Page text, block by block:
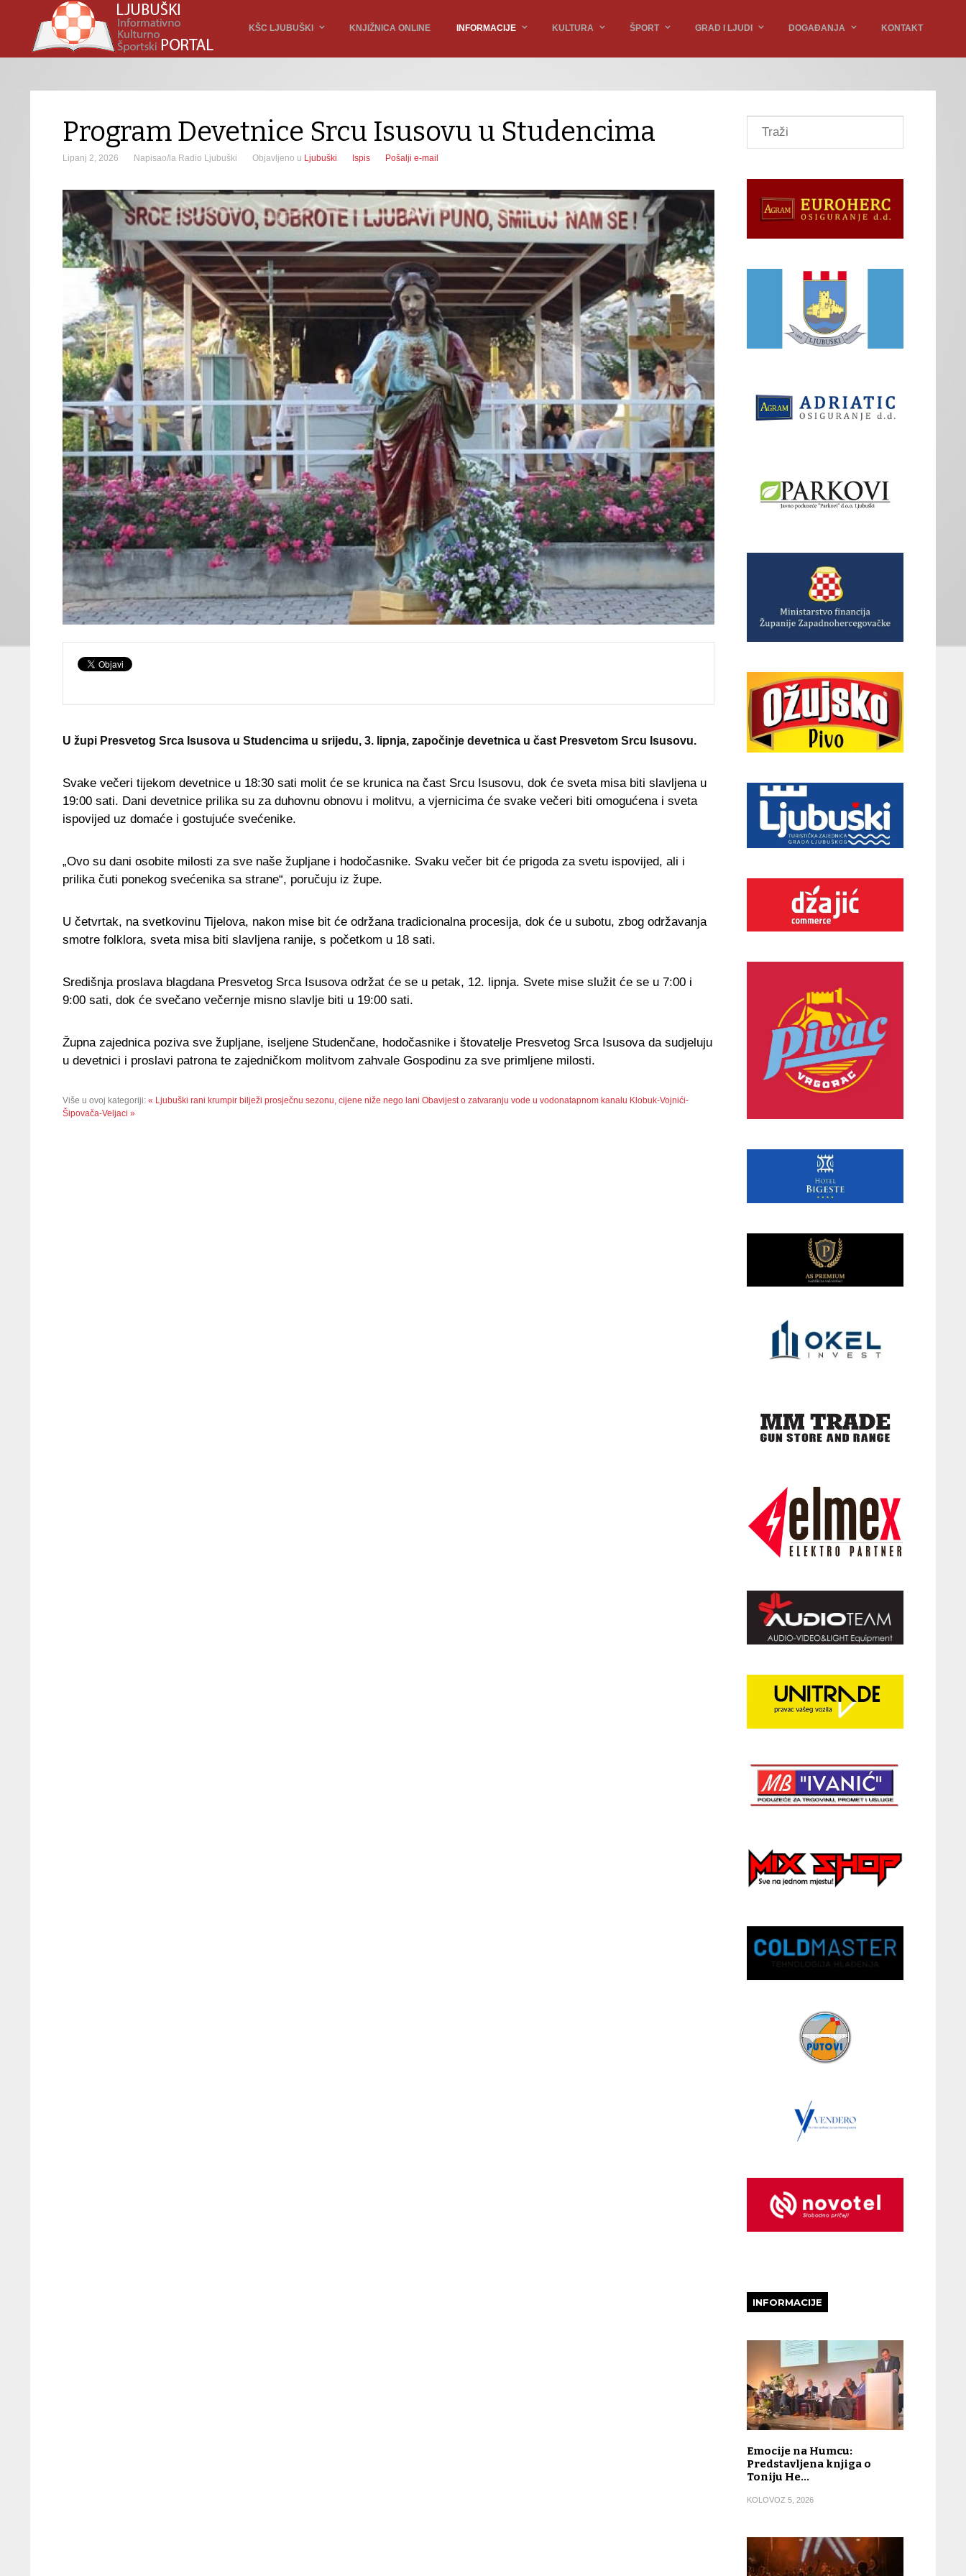
KŠC LJUBUŠKI KNJIŽNICA ONLINE INFORMACIJE KULTURA ŠPORT GRAD I LJUDI DOGAĐANJA KONTAKT
Program Devetnice Srcu Isusovu u Studencima
Lipanj 2, 2026 Napisao/la Radio Ljubuški Objavljeno u Ljubuški Ispis Pošalji e-mail
U župi Presvetog Srca Isusova u Studencima u srijedu, 3. lipnja, započinje devetnica u čast Presvetom Srcu Isusovu.
Svake večeri tijekom devetnice u 18:30 sati molit će se krunica na čast Srcu Isusovu, dok će sveta misa biti slavljena u
19:00 sati. Dani devetnice prilika su za duhovnu obnovu i molitvu, a vjernicima će svake večeri biti omogućena i sveta
ispovijed uz domaće i gostujuće svećenike.
„Ovo su dani osobite milosti za sve naše župljane i hodočasnike. Svaku večer bit će prigoda za svetu ispovijed, ali i
prilika čuti ponekog svećenika sa strane“, poručuju iz župe.
U četvrtak, na svetkovinu Tijelova, nakon mise bit će održana tradicionalna procesija, dok će u subotu, zbog održavanja
smotre folklora, sveta misa biti slavljena ranije, s početkom u 18 sati.
Središnja proslava blagdana Presvetog Srca Isusova održat će se u petak, 12. lipnja. Svete mise služit će se u 7:00 i
9:00 sati, dok će svečano večernje misno slavlje biti u 19:00 sati.
Župna zajednica poziva sve župljane, iseljene Studenčane, hodočasnike i štovatelje Presvetog Srca Isusova da sudjeluju
u devetnici i proslavi patrona te zajedničkom molitvom zahvale Gospodinu za sve primljene milosti.
Više u ovoj kategoriji: « Ljubuški rani krumpir bilježi prosječnu sezonu, cijene niže nego lani Obavijest o zatvaranju vode u vodonatapnom kanalu Klobuk-Vojnići-
Šipovača-Veljaci »
INFORMACIJE
Emocije na Humcu:
Predstavljena knjiga o
Toniju He…
KOLOVOZ 5, 2026